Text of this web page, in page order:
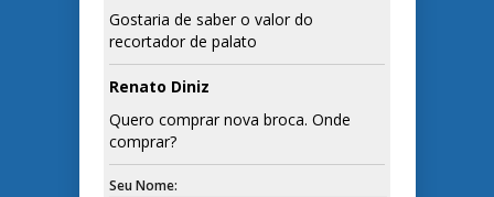
Gostaria de saber o valor do
recortador de palato
Renato Diniz
Quero comprar nova broca. Onde
comprar?
Seu Nome: